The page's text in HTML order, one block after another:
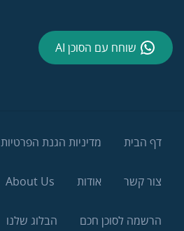
שוחח עם הסוכן AI
דף הבית מדיניות הגנת הפרטיות
צור קשר אודות About Us
הרשמה לסוכן חכם הבלוג שלנו